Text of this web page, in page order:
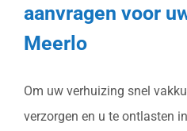
aanvragen voor
Meerlo
Om uw verhuizing snel
verzorgen en u te ontlasten